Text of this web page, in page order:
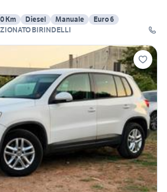
Km Diesel Manuale
Euro 6
BIRINDELLI